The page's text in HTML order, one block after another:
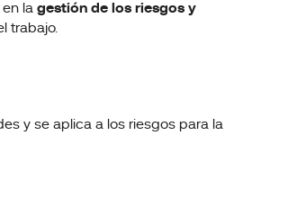
la gestión de los riesgos y
trabajo.
y se aplica a los riesgos para la